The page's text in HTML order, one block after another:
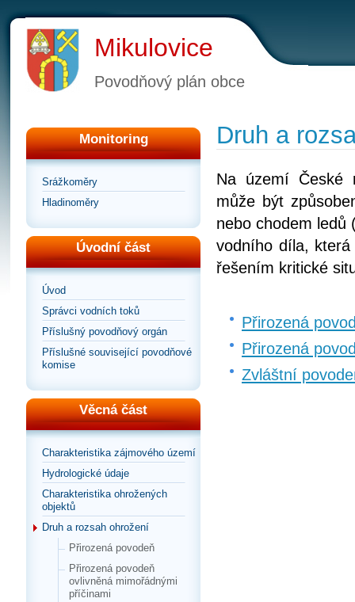
Mikulovice
Povodňový plán obce
Monitoring
Srážkoměry
Hladinoměry
Úvodní část
Úvod
Správci vodních toků
Příslušný povodňový orgán
Příslušné související povodňové
komise
Věcná část
Charakteristika zájmového území
Hydrologické údaje
Charakteristika ohrožených
objektů
Druh a rozsah ohrožení
Přirozená povodeň
Přirozená povodeň
ovlivněná mimořádnými
příčinami
Druh a
Na území České
může být
nebo chodem ledů
vodního díla,
řešením kritické
Přirozená
Přirozená
Zvláštní